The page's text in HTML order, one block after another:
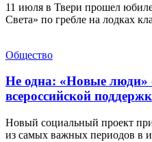
11 июля в Твери прошел
Света» по гребле на лодках
Общество
Не одна: «Новые люди»
всероссийской
Новый социальный проект
из самых важных периодов в